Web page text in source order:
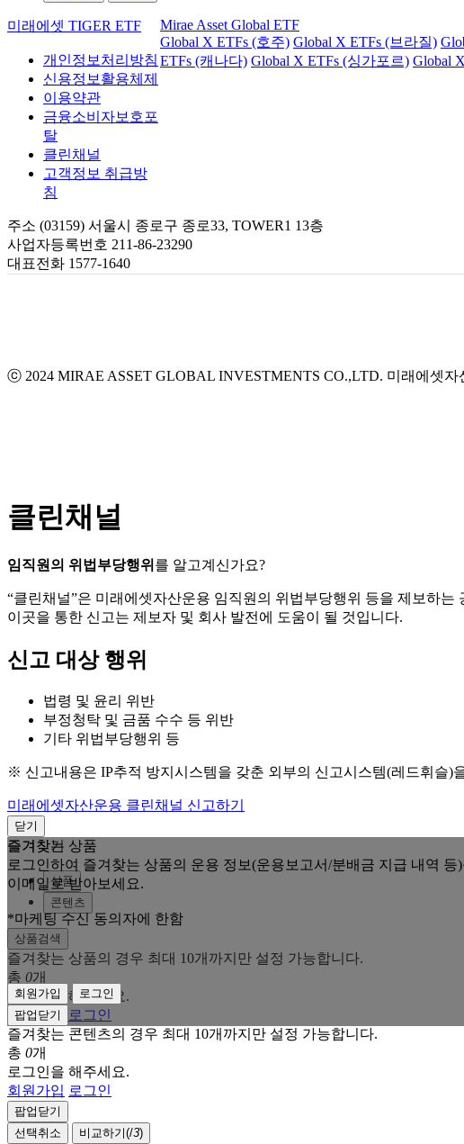
미래에셋 TIGER ETF
개인정보처리방침
신용정보활용체제
이용약관
금융소비자보호포
탈
클린채널
고객정보 취급방
침
Mirae Asset Global ETF
Global X ETFs (호주) Global X ETFs (브라질)
ETFs (캐나다) Global X ETFs (싱가포르) Global
주소 (03159) 서울시 종로구 종로33, TOWER1 13층
사업자등록번호 211-86-23290
대표전화 1577-1640
ⓒ 2024 MIRAE ASSET GLOBAL INVESTMENTS CO.,LTD. 미래에셋자
클린채널
임직원의 위법부당행위 를 알고계신가요?
“클린채널”은 미래에셋자산운용 임직원의 위법부당행위 등을 제보하는
이곳을 통한 신고는 제보자 및 회사 발전에 도움이 될 것입니다.
신고 대상 행위
법령 및 윤리 위반
부정청탁 및 금품 수수 등 위반
기타 위법부당행위 등
※ 신고내용은 IP추적 방지시스템을 갖춘 외부의 신고시스템(레드휘슬)
미래에셋자산운용 클린채널 신고하기
닫기
즐겨찾는 상품
로그인하여 즐겨찾는 상품의 운용 정보(운용보고서/분배금 지급 내역 등
이메일로 받아보세요.
*마케팅 수신 동의자에 한함
회원가입
로그인
팝업닫기
즐겨찾기
상품
콘텐츠
상품검색
즐겨찾는 상품의 경우 최대 10개까지만 설정 가능합니다.
총 0개
로그인을 해주세요.
회원가입
로그인
즐겨찾는 콘텐츠의 경우 최대 10개까지만 설정 가능합니다.
총 0개
로그인을 해주세요.
회원가입 로그인
팝업닫기
선택취소
비교하기(/3)